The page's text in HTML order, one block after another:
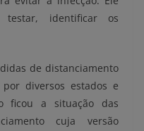
identificar os
de distanciamento
diversos estados e
ficou a situação das
cuja versão